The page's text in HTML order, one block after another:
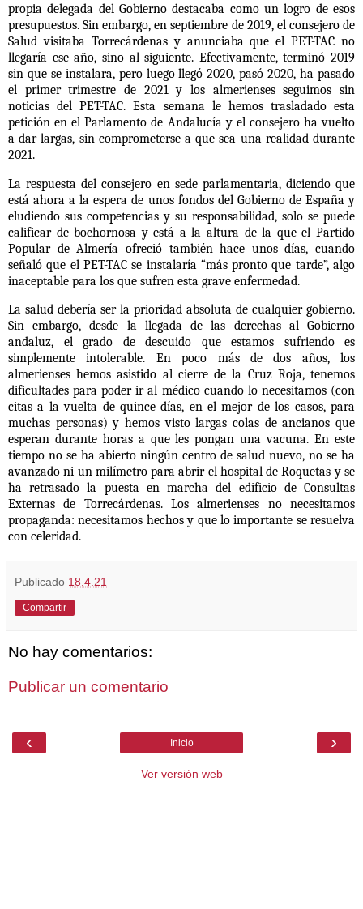
propia delegada del Gobierno destacaba como un logro de esos
presupuestos. Sin embargo, en septiembre de 2019, el consejero de
Salud visitaba Torrecárdenas y anunciaba que el PET-TAC no
llegaría ese año, sino al siguiente. Efectivamente, terminó 2019
sin que se instalara, pero luego llegó 2020, pasó 2020, ha pasado
el primer trimestre de 2021y los almerienses seguimos sin
noticias del PET-TAC. Esta semana le hemos trasladado esta
petición en el Parlamento de Andalucía y el consejero ha vuelto
a dar largas, sin comprometerse a que sea una realidad durante
2021.
La respuesta del consejero en sede parlamentaria, diciendo que
está ahora a la espera de unos fondos del Gobierno de España y
eludiendo sus competencias y su responsabilidad, solo se puede
calificar de bochornosa y está a la altura de la que el Partido
Popular de Almería ofreció también hace unos días, cuando
señaló que el PET-TAC se instalaría “más pronto que tarde”, algo
inaceptable para los que sufren esta grave enfermedad.
La salud debería ser la prioridad absoluta de cualquier gobierno.
Sin embargo, desde la llegada de las derechas al Gobierno
andaluz, el grado de descuido que estamos sufriendo es
simplemente intolerable. En poco más de dos años, los
almerienses hemos asistido al cierre de la Cruz Roja, tenemos
dificultades para poder ir al médico cuando lo necesitamos (con
citas a la vuelta de quince días, en el mejor de los casos, para
muchas personas) y hemos visto largas colas de ancianos que
esperan durante horas a que les pongan una vacuna. En este
tiempo no se ha abierto ningún centro de salud nuevo, no se ha
avanzado ni un milímetro para abrir el hospital de Roquetas y se
ha retrasado la puesta en marcha del edificio de Consultas
Externas de Torrecárdenas. Los almerienses no necesitamos
propaganda: necesitamos hechos y que lo importante se resuelva
con celeridad.
Publicado 18.4.21
Compartir
No hay comentarios:
Publicar un comentario
‹ ›
Inicio
Ver versión web